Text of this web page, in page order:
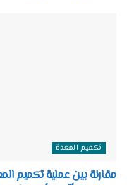
تكميم المعدة
مقارنة بين عملية تكميم